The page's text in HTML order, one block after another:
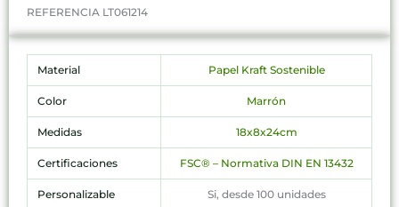
REFERENCIA LT061214
Material Papel Kraft Sostenible
Color Marrón
Medidas 18x8x24cm
Certificaciones FSC® – Normativa DIN EN 13432
Personalizable Si, desde 100 unidades